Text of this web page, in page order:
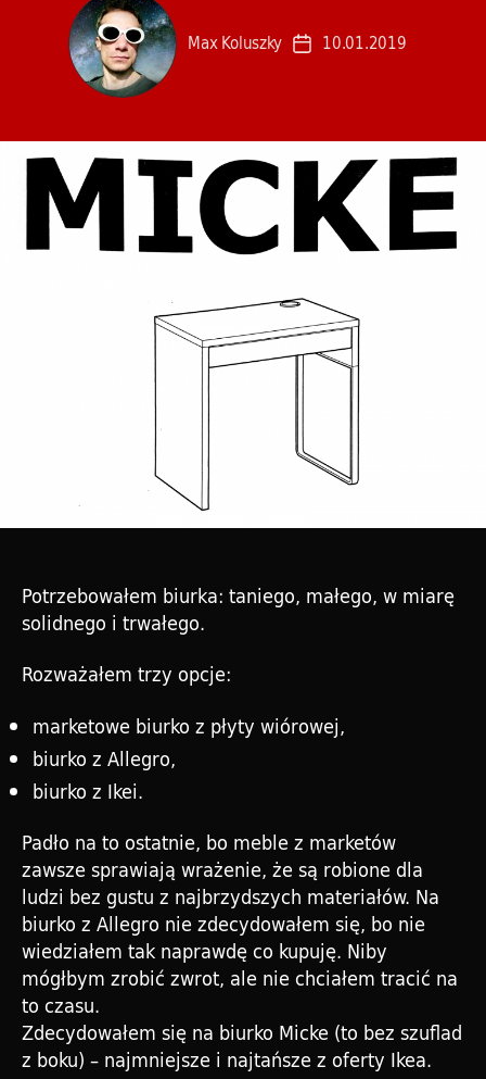
Max Koluszky
Data10.01.2019
Potrzebowałem biurka: taniego, małego, w miarę
solidnego i trwałego.
Rozważałem trzy opcje:
marketowe biurko z płyty wiórowej,
biurko z Allegro,
biurko z Ikei.
Padło na to ostatnie, bo meble z marketów
zawsze sprawiają wrażenie, że są robione dla
ludzi bez gustu z najbrzydszych materiałów. Na
biurko z Allegro nie zdecydowałem się, bo nie
wiedziałem tak naprawdę co kupuję. Niby
mógłbym zrobić zwrot, ale nie chciałem tracić na
to czasu.
Zdecydowałem się na biurko Micke (to bez szuflad
z boku) – najmniejsze i najtańsze z oferty Ikea.